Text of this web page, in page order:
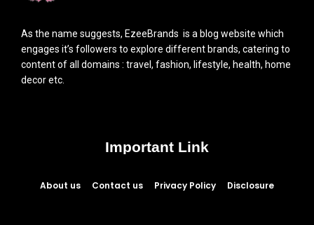
As the name suggests, EzeeBrands is a blog website which
engages it’s followers to explore different brands, catering to
content of all domains : travel, fashion, lifestyle, health, home
decor etc.
Important Link
About us Contact us Privacy Policy Disclosure